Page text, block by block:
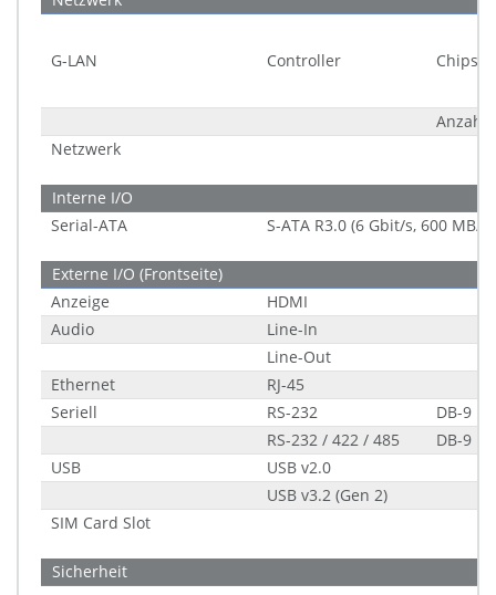
G-LAN Controller
Anzahl
Netzwerk
Interne I/O
Serial-ATA
S-ATA R3.0 (6 Gbit/s, 600 MB/s)
Externe I/O (Frontseite)
Anzeige
HDMI
Audio
Line-In
Line-Out
Ethernet
RJ-45
Seriell
RS-232
DB-9
RS-232 / 422 / 485
DB-9
USB
USB v2.0
USB v3.2 (Gen 2)
SIM Card Slot
Sicherheit